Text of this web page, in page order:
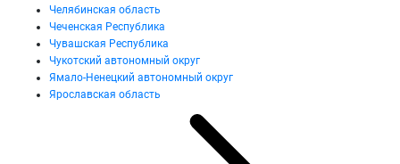
Челябинская область
Чеченская Республика
Чувашская Республика
Чукотский автономный округ
Ямало-Ненецкий автономный округ
Ярославская область